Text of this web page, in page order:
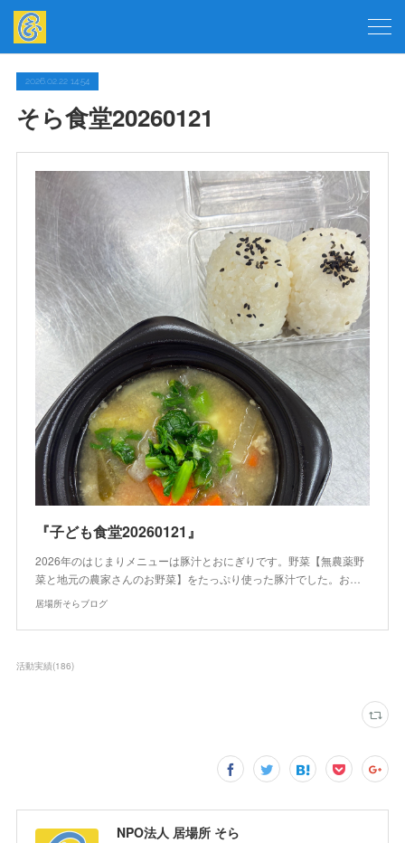
2026.02.22 14:54
そら食堂20260121
『子ども食堂20260121』
2026年のはじまりメニューは豚汁とおにぎりです。野菜【無農薬野
菜と地元の農家さんのお野菜】をたっぷり使った豚汁でした。お…
居場所そらブログ
活動実績(186)
NPO法人 居場所 そら